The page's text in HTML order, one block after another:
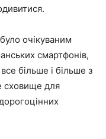
очікуваним
смартфонів,
більше і більше з
сховище для